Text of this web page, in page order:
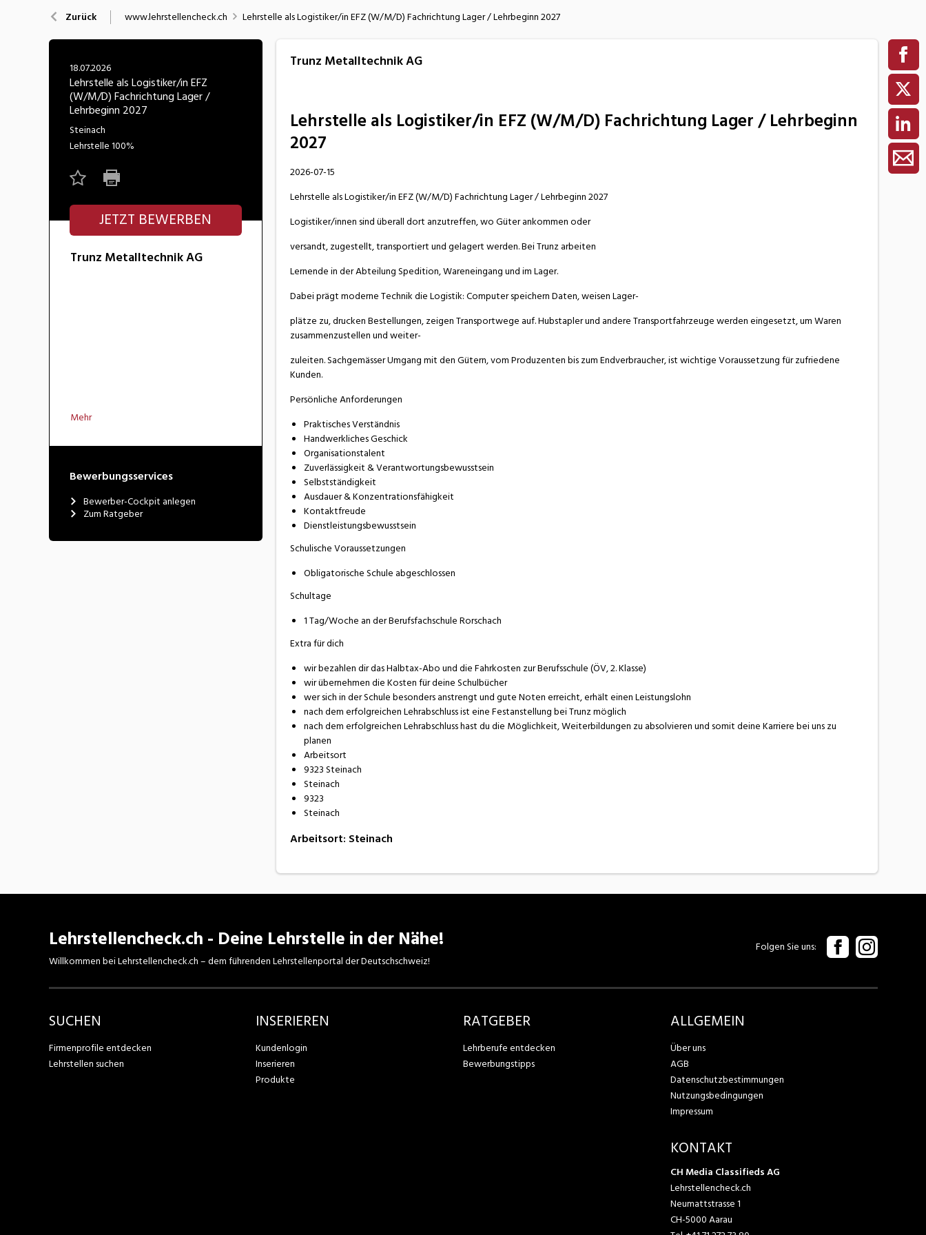
Nahrung
Wirtschaft/Verwaltung
Zurück www.lehrstellencheck.ch Lehrstelle als Logistiker/in EFZ (W/M/D) Fachrichtung Lager / Lehrbeginn 2027
18.07.2026
Lehrstelle als Logistiker/in EFZ
(W/M/D) Fachrichtung Lager /
Lehrbeginn 2027
Steinach
Lehrstelle100%
JETZT BEWERBEN
Trunz Metalltechnik AG
Mehr
Bewerbungsservices
Bewerber-Cockpit anlegen
Zum Ratgeber
Trunz Metalltechnik AG
Lehrstelle als Logistiker/in EFZ (W/M/D) Fachrichtung Lager / Lehrbeginn
2027
2026-07-15
Lehrstelle als Logistiker/in EFZ (W/M/D) Fachrichtung Lager / Lehrbeginn 2027
Logistiker/innen sind überall dort anzutreffen, wo Güter ankommen oder
versandt, zugestellt, transportiert und gelagert werden. Bei Trunz arbeiten
Lernende in der Abteilung Spedition, Wareneingang und im Lager.
Dabei prägt moderne Technik die Logistik: Computer speichern Daten, weisen Lager-
plätze zu, drucken Bestellungen, zeigen Transportwege auf. Hubstapler und andere Transportfahrzeuge werden eingesetzt, um Waren
zusammenzustellen und weiter-
zuleiten. Sachgemässer Umgang mit den Gütern, vom Produzenten bis zum Endverbraucher, ist wichtige Voraussetzung für zufriedene
Kunden.
Persönliche Anforderungen
Praktisches Verständnis
Handwerkliches Geschick
Organisationstalent
Zuverlässigkeit & Verantwortungsbewusstsein
Selbstständigkeit
Ausdauer & Konzentrationsfähigkeit
Kontaktfreude
Dienstleistungsbewusstsein
Schulische Voraussetzungen
Obligatorische Schule abgeschlossen
Schultage
1 Tag/Woche an der Berufsfachschule Rorschach
Extra für dich
wir bezahlen dir das Halbtax-Abo und die Fahrkosten zur Berufsschule (ÖV, 2. Klasse)
wir übernehmen die Kosten für deine Schulbücher
wer sich in der Schule besonders anstrengt und gute Noten erreicht, erhält einen Leistungslohn
nach dem erfolgreichen Lehrabschluss ist eine Festanstellung bei Trunz möglich
nach dem erfolgreichen Lehrabschluss hast du die Möglichkeit, Weiterbildungen zu absolvieren und somit deine Karriere bei uns zu
planen
Arbeitsort
9323 Steinach
Steinach
9323
Steinach
Arbeitsort: Steinach
Lehrstellencheck.ch - Deine Lehrstelle in der Nähe!
Willkommen bei Lehrstellencheck.ch – dem führenden Lehrstellenportal der Deutschschweiz!
Folgen Sie uns
SUCHEN
Firmenprofile entdecken
Lehrstellen suchen
INSERIEREN
Kundenlogin
Inserieren
Produkte
RATGEBER
Lehrberufe entdecken
Bewerbungstipps
ALLGEMEIN
Über uns
AGB
Datenschutzbestimmungen
Nutzungsbedingungen
Impressum
KONTAKT
CH Media Classifieds AG
Lehrstellencheck.ch
Neumattstrasse 1
CH-5000 Aarau